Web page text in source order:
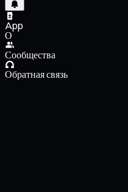
App
О
Сообщества
Обратная связь